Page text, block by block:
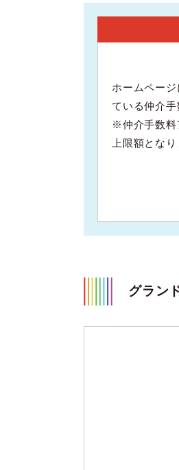
ホームペー
ている仲介手
※仲介手数料
上限額となり
グラン